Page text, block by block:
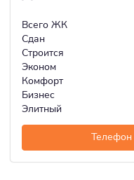
Всего ЖК
Сдан
Строится
Эконом
Комфорт
Бизнес
Элитный
Телефон